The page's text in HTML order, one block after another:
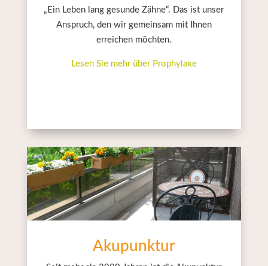
„Ein Leben lang gesunde Zähne“. Das ist unser
Anspruch, den wir gemeinsam mit Ihnen
erreichen möchten.
Lesen Sie mehr über Prophylaxe
Akupunktur